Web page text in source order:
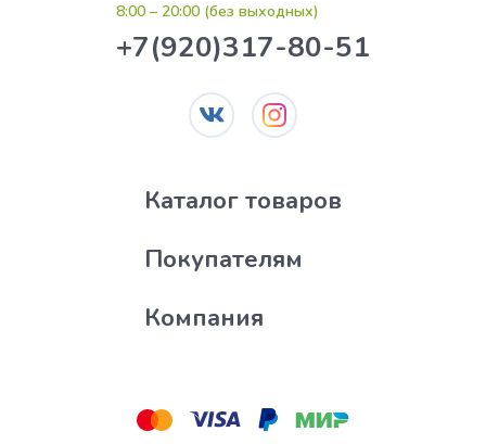
8:00 – 20:00 (без выходных)
+7(920)317-80-51
Каталог товаров
Покупателям
Компания